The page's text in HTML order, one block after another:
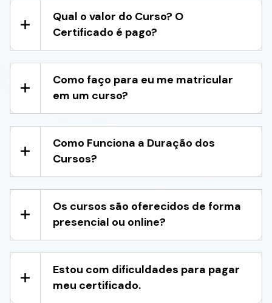
Qual o valor do Curso? O
Certificado é pago?
Como faço para eu me matricular
em um curso?
Como Funciona a Duração dos
Cursos?
Os cursos são oferecidos de forma
presencial ou online?
Estou com dificuldades para pagar
meu certificado.